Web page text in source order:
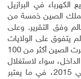
الكهرباء في البرازيل
الصين خمسة من
وفق التقرير. وعلى
يتفوق على الولايات
المتحدة في مشاريع الطاقة المتجددة. واستثمرت الصين أكثر من 100
سواء لاستغلال
طاقة الريح أو الشمس أو الطاقة المائية في 2015، في ما يعتبر